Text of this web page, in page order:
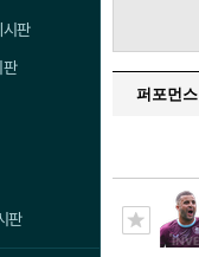
시판
판
판
퍼포먼스